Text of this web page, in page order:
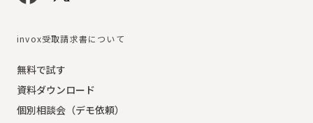
invox受取請求書について
無料で試す
資料ダウンロード
個別相談会（デモ依頼）